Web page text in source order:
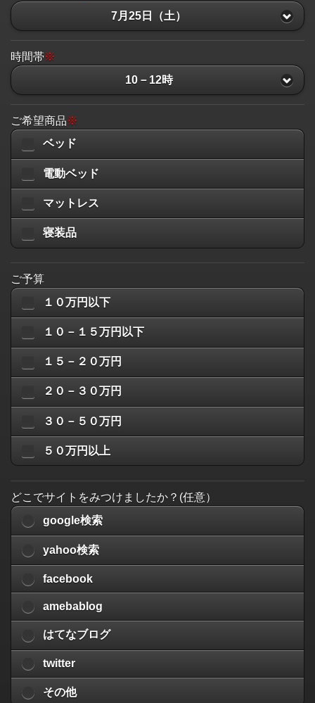
7月25日（土）
時間帯※
10－12時
ご希望商品※
ベッド
電動ベッド
マットレス
寝装品
ご予算
１０万円以下
１０－１５万円以下
１５－２０万円
２０－３０万円
３０－５０万円
５０万円以上
どこでサイトをみつけましたか？(任意）
google検索
yahoo検索
facebook
amebablog
はてなブログ
twitter
その他